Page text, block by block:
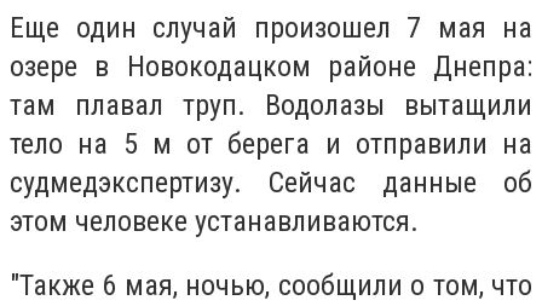
Еще один случай произошел 7 мая на
озере в Новокодацком районе Днепра:
там плавал труп. Водолазы вытащили
тело на 5 м от берега и отправили на
судмедэкспертизу. Сейчас данные об
этом человеке устанавливаются.
"Также 6 мая, ночью, сообщили о том, что